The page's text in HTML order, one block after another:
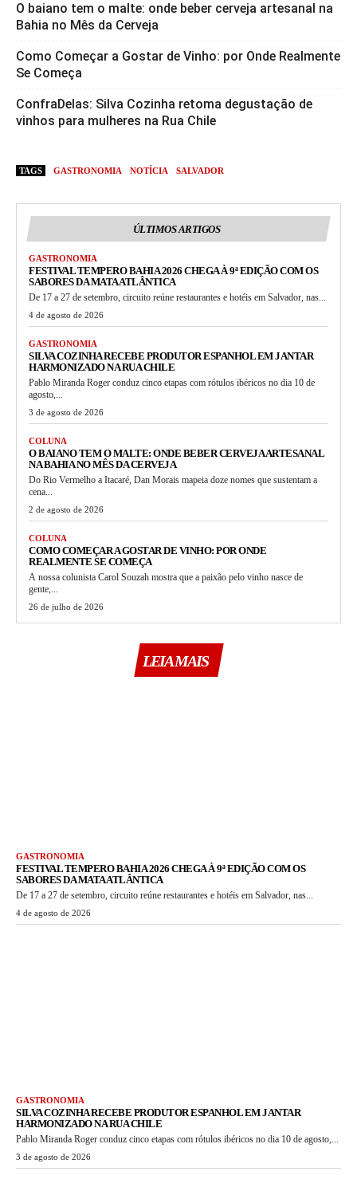
O baiano tem o malte: onde beber cerveja artesanal na
Bahia no Mês da Cerveja
Como Começar a Gostar de Vinho: por Onde Realmente
Se Começa
ConfraDelas: Silva Cozinha retoma degustação de
vinhos para mulheres na Rua Chile
TAGS GASTRONOMIA NOTÍCIA SALVADOR
ÚLTIMOS ARTIGOS
GASTRONOMIA
FESTIVAL TEMPERO BAHIA 2026 CHEGA À 9ª EDIÇÃO COM OS
SABORES DA MATA ATLÂNTICA
De 17 a 27 de setembro, circuito reúne restaurantes e hotéis em Salvador, nas...
4 de agosto de 2026
GASTRONOMIA
SILVA COZINHA RECEBE PRODUTOR ESPANHOL EM JANTAR
HARMONIZADO NA RUA CHILE
Pablo Miranda Roger conduz cinco etapas com rótulos ibéricos no dia 10 de
agosto,...
3 de agosto de 2026
COLUNA
O BAIANO TEM O MALTE: ONDE BEBER CERVEJA ARTESANAL
NA BAHIA NO MÊS DA CERVEJA
Do Rio Vermelho a Itacaré, Dan Morais mapeia doze nomes que sustentam a
cena...
2 de agosto de 2026
COLUNA
COMO COMEÇAR A GOSTAR DE VINHO: POR ONDE
REALMENTE SE COMEÇA
A nossa colunista Carol Souzah mostra que a paixão pelo vinho nasce de
gente,...
26 de julho de 2026
LEIA MAIS
GASTRONOMIA
FESTIVAL TEMPERO BAHIA 2026 CHEGA À 9ª EDIÇÃO COM OS
SABORES DA MATA ATLÂNTICA
De 17 a 27 de setembro, circuito reúne restaurantes e hotéis em Salvador, nas...
4 de agosto de 2026
GASTRONOMIA
SILVA COZINHA RECEBE PRODUTOR ESPANHOL EM JANTAR
HARMONIZADO NA RUA CHILE
Pablo Miranda Roger conduz cinco etapas com rótulos ibéricos no dia 10 de agosto,...
3 de agosto de 2026